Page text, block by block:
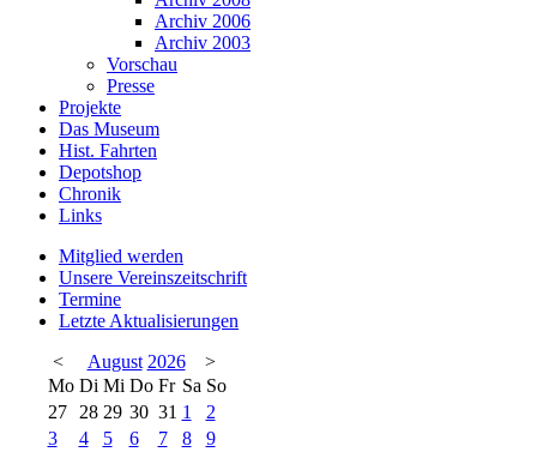
Archiv 2006
Archiv 2003
Vorschau
Presse
Projekte
Das Museum
Hist. Fahrten
Depotshop
Chronik
Links
Mitglied werden
Unsere Vereinszeitschrift
Termine
Letzte Aktualisierungen
<
August 2026
>
Mo Di Mi Do Fr Sa So
27
28 29 30 31 1
2
3
4 5 6 7 8 9